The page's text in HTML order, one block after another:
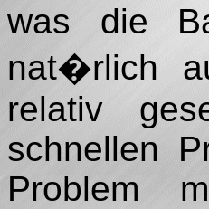
was die
nat�rlich
relativ
schnellen
Problem